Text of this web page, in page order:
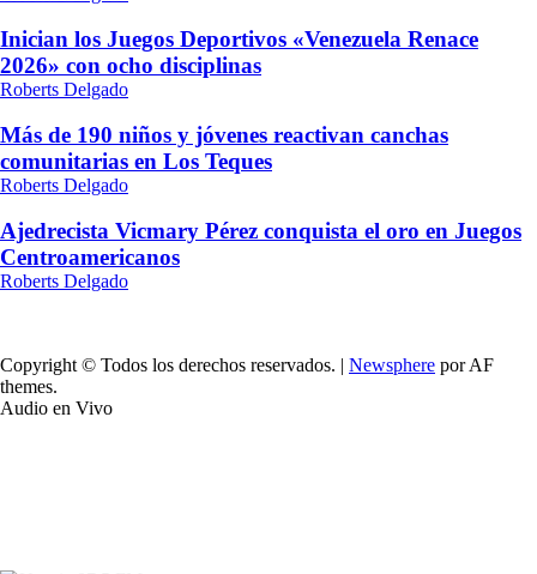
Inician los Juegos Deportivos «Venezuela Renace
2026» con ocho disciplinas
Roberts Delgado
Más de 190 niños y jóvenes reactivan canchas
comunitarias en Los Teques
Roberts Delgado
Ajedrecista Vicmary Pérez conquista el oro en Juegos
Centroamericanos
Roberts Delgado
Copyright © Todos los derechos reservados. | Newsphere por AF
themes.
Audio en Vivo